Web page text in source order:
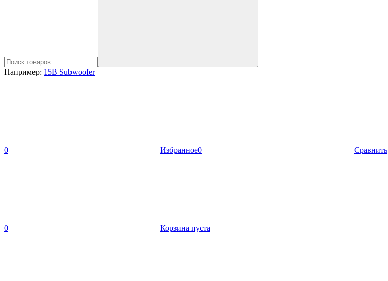
Например: 15B Subwoofer
0 Избранное0 Сравнить
0 Корзина пуста